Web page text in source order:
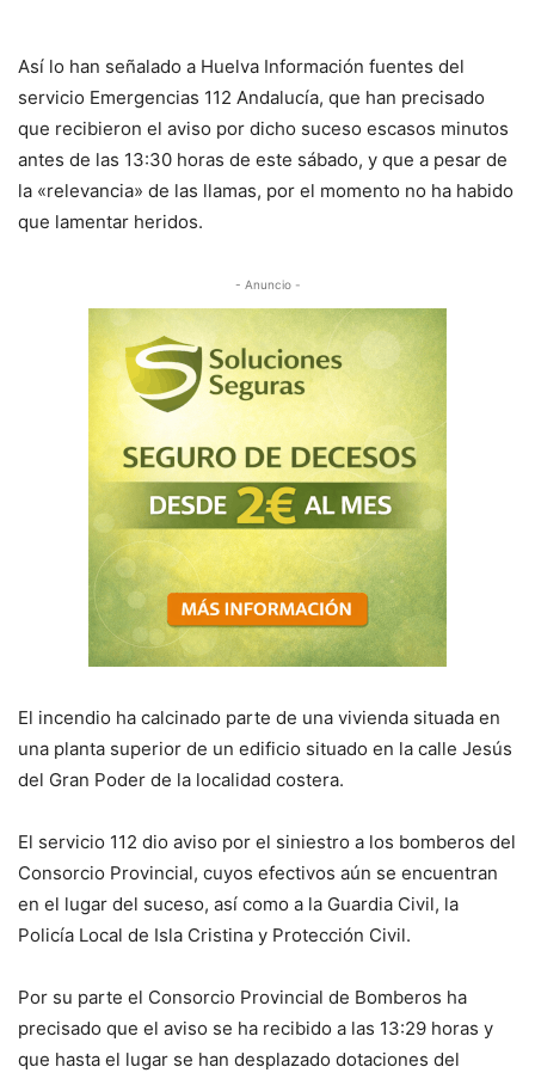
Así lo han señalado a Huelva Información fuentes del
servicio Emergencias 112 Andalucía, que han precisado
que recibieron el aviso por dicho suceso escasos minutos
antes de las 13:30 horas de este sábado, y que a pesar de
la «relevancia» de las llamas, por el momento no ha habido
que lamentar heridos.
- Anuncio -
El incendio ha calcinado parte de una vivienda situada en
una planta superior de un edificio situado en la calle Jesús
del Gran Poder de la localidad costera.
El servicio 112 dio aviso por el siniestro a los bomberos del
Consorcio Provincial, cuyos efectivos aún se encuentran
en el lugar del suceso, así como a la Guardia Civil, la
Policía Local de Isla Cristina y Protección Civil.
Por su parte el Consorcio Provincial de Bomberos ha
precisado que el aviso se ha recibido a las 13:29 horas y
que hasta el lugar se han desplazado dotaciones del